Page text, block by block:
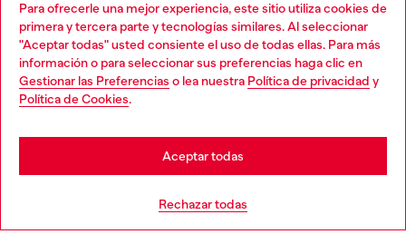
Para ofrecerle una mejor experiencia, este sitio utiliza cookies de
primera y tercera parte y tecnologías similares. Al seleccionar
"Aceptar todas" usted consiente el uso de todas ellas. Para más
información o para seleccionar sus preferencias haga clic en
Gestionar las Preferencias o lea nuestra Política de privacidad y
Política de Cookies.
Rechazar todas
Aceptar todas
Descubre todos nuestros servicios, tanto en línea como
en la tienda.
Choose your location
You are currently browsing España website, but it seems you
may be based in United States